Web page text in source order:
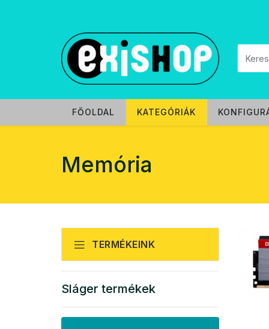
FŐOLDAL KATEGÓRIÁK
Memória
TERMÉKEINK
Sláger termékek